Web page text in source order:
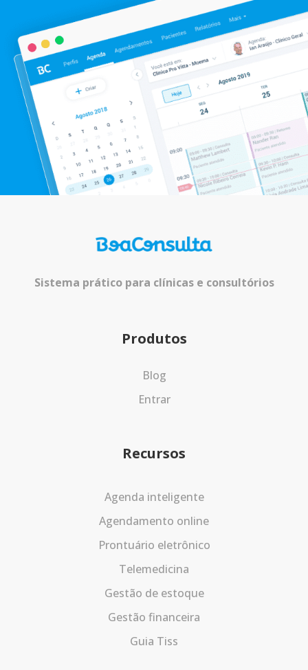
Sistema prático para clínicas e consultórios
Produtos
Blog
Entrar
Recursos
Agenda inteligente
Agendamento online
Prontuário eletrônico
Telemedicina
Gestão de estoque
Gestão financeira
Guia Tiss